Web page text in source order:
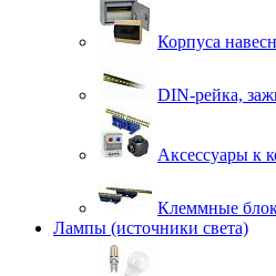
Корпуса
DIN-рейка,
Аксессуары к
Клеммные
Лампы (источники света)